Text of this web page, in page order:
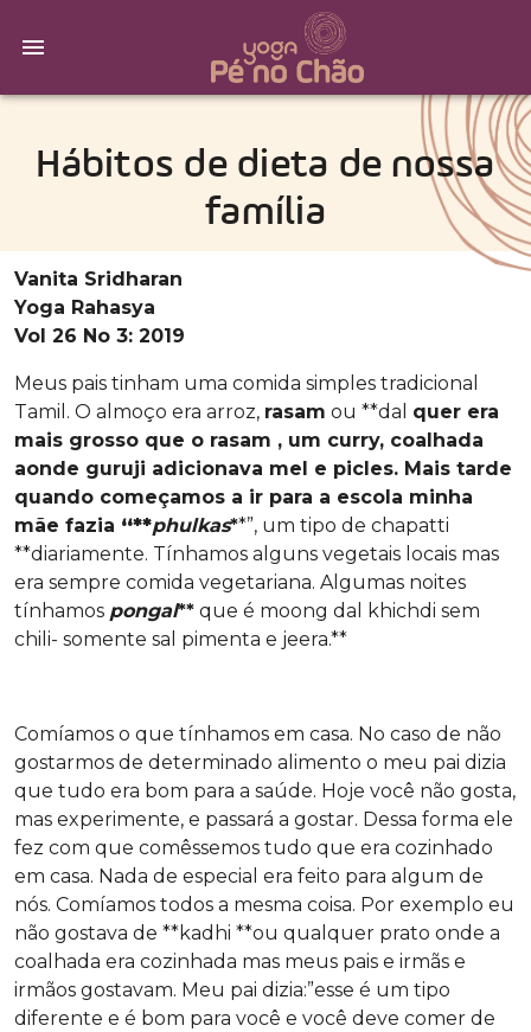
Hábitos de dieta de nossa
família
Vanita Sridharan
Yoga Rahasya
Vol 26 No 3: 2019
Meus pais tinham uma comida simples tradicional
Tamil. O almoço era arroz, rasam ou **dal quer era
mais grosso que o rasam , um curry, coalhada
aonde guruji adicionava mel e picles. Mais tarde
quando começamos a ir para a escola minha
mãe fazia “**phulkas**”, um tipo de chapatti
**diariamente. Tínhamos alguns vegetais locais mas
era sempre comida vegetariana. Algumas noites
tínhamos pongal** que é moong dal khichdi sem
chili- somente sal pimenta e jeera.**
Comíamos o que tínhamos em casa. No caso de não
gostarmos de determinado alimento o meu pai dizia
que tudo era bom para a saúde. Hoje você não gosta,
mas experimente, e passará a gostar. Dessa forma ele
fez com que comêssemos tudo que era cozinhado
em casa. Nada de especial era feito para algum de
nós. Comíamos todos a mesma coisa. Por exemplo eu
não gostava de **kadhi **ou qualquer prato onde a
coalhada era cozinhada mas meus pais e irmãs e
irmãos gostavam. Meu pai dizia:”esse é um tipo
diferente e é bom para você e você deve comer de